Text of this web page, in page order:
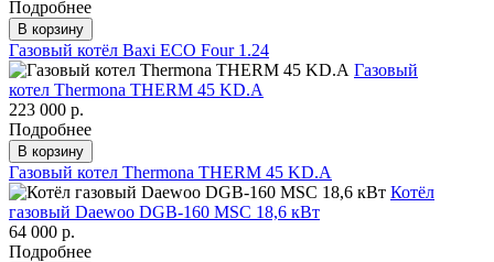
Подробнее
В корзину
Газовый котёл Baxi ECO Four 1.24
Газовый
котел Thermona THERM 45 KD.A
223 000 р.
Подробнее
В корзину
Газовый котел Thermona THERM 45 KD.A
Котёл
газовый Daewoo DGB-160 MSC 18,6 кВт
64 000 р.
Подробнее